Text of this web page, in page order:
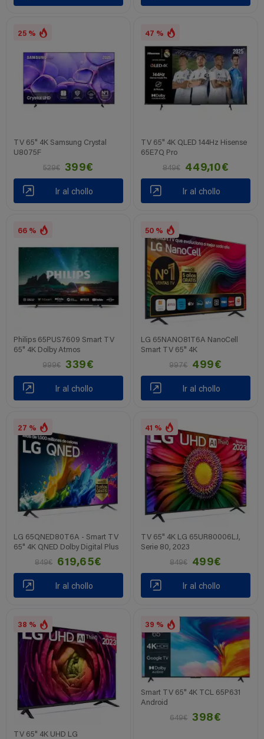
25 %
TV 65" 4K Samsung Crystal
U8075F
529€
399€
Ir al chollo
47 %
TV 65" 4K QLED 144Hz Hisense
65E7Q Pro
849€
449,10€
Ir al chollo
66 %
Philips 65PUS7609 Smart TV
65" 4K Dolby Atmos
999€
339€
Ir al chollo
50 %
LG 65NANO81T6A NanoCell
Smart TV 65" 4K
997€
499€
Ir al chollo
27 %
LG 65QNED80T6A - Smart TV
65" 4K QNED Dolby Digital Plus
849€
619,65€
Ir al chollo
41 %
TV 65" 4K LG 65UR80006LJ,
Serie 80, 2023
849€
499€
Ir al chollo
38 %
TV 65" 4K UHD LG
39 %
Smart TV 65" 4K TCL 65P631
Android
649€
398€